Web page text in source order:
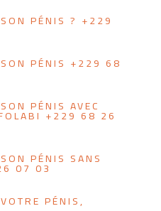
PÉNIS ? +229
PÉNIS +229 68
PÉNIS AVEC
+229 68 26
PÉNIS SANS
07 03
PÉNIS,